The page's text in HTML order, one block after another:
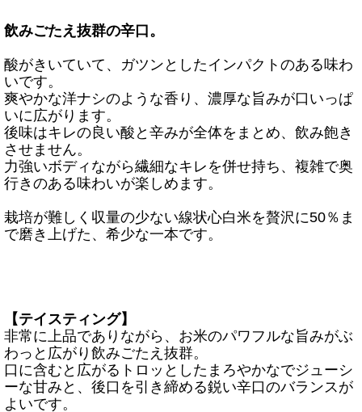
飲みごたえ抜群の辛口。
酸がきいていて、ガツンとしたインパクトのある味わ
いです。
爽やかな洋ナシのような香り、濃厚な旨みが口いっぱ
いに広がります。
後味はキレの良い酸と辛みが全体をまとめ、飲み飽き
させません。
力強いボディながら繊細なキレを併せ持ち、複雑で奥
行きのある味わいが楽しめます。
栽培が難しく収量の少ない線状心白米を贅沢に50％ま
で磨き上げた、希少な一本です。
【テイスティング】
非常に上品でありながら、お米のパワフルな旨みがぶ
わっと広がり飲みごたえ抜群。
口に含むと広がるトロッとしたまろやかなでジューシ
ーな甘みと、後口を引き締める鋭い辛口のバランスが
よいです。